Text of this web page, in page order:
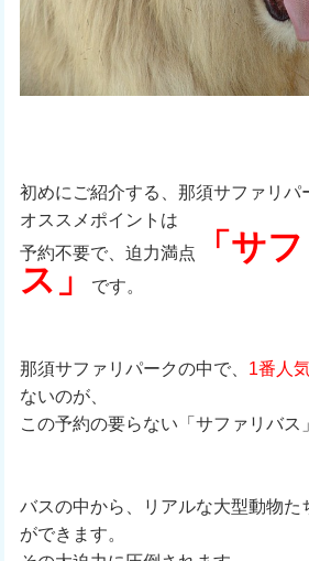
初めにご紹介する、那須サファリパ
オススメポイントは
予約不要で、迫力満点
「サ
ス」
です。
那須サファリパークの中で、 1番人
ないのが、
この予約の要らない「サファリバス
バスの中から、リアルな大型動物た
ができます。